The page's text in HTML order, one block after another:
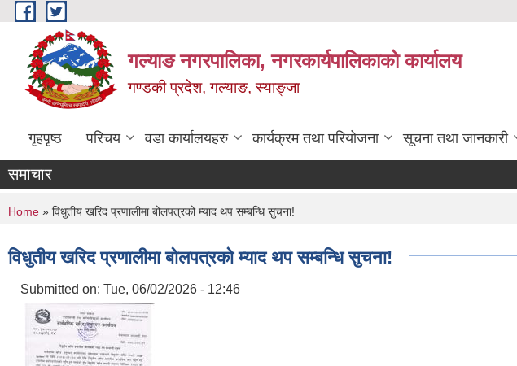
Skip to main content
गल्याङ नगरपालिका, नगरकार्यपालिकाको कार्यालय
गण्डकी प्रदेश, गल्याङ, स्याङ्जा
गृहपृष्ठ परिचय वडा कार्यालयहरु कार्यक्रम तथा परियोजना सूचना तथा जानकारी
समाचार
You are here
Home » विधुतीय खरिद प्रणालीमा बोलपत्रको म्याद थप सम्बन्धि सुचना!
विधुतीय खरिद प्रणालीमा बोलपत्रको म्याद थप सम्बन्धि सुचना!
Submitted on: Tue, 06/02/2026 - 12:46